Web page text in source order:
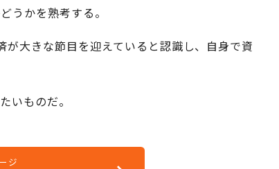
うかを熟考する。
大きな節目を迎えていると認識し、自身で資
いものだ。
ジ